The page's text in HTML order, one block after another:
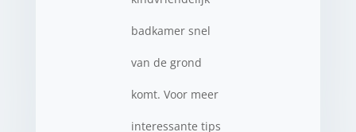
badkamer snel
van de grond
komt. Voor meer
interessante tips